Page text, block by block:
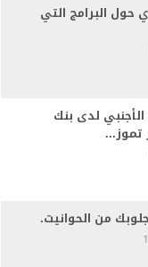
حول البرامج التي
لدى بنك
من الحوانيت.